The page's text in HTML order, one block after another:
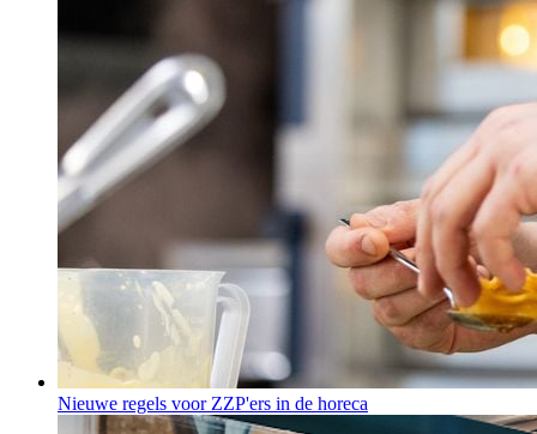
Nieuwe regels voor ZZP'ers in de horeca